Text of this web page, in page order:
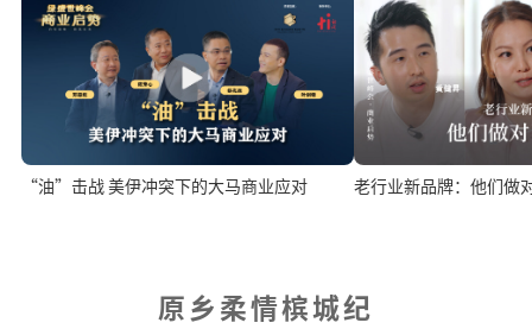
“油”击战 美伊冲突下的大马商业应对 老行业新品牌：他们做
原乡柔情槟城纪